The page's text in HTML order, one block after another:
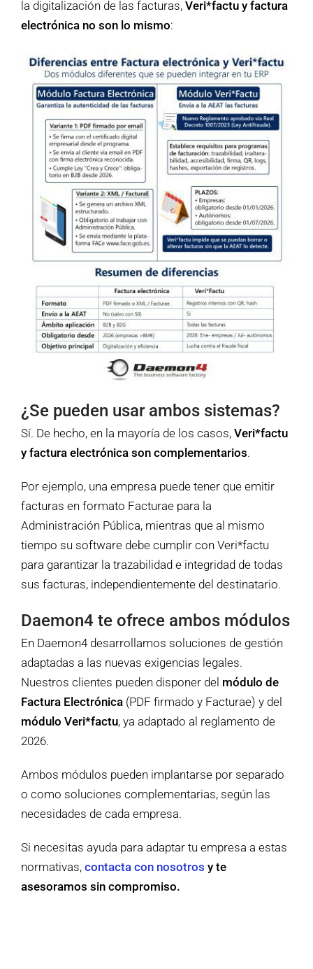
la digitalización de las facturas, Veri*factu y factura
electrónica no son lo mismo:
¿Se pueden usar ambos sistemas?
Sí. De hecho, en la mayoría de los casos, Veri*factu
y factura electrónica son complementarios.
Por ejemplo, una empresa puede tener que emitir
facturas en formato Facturae para la
Administración Pública, mientras que al mismo
tiempo su software debe cumplir con Veri*factu
para garantizar la trazabilidad e integridad de todas
sus facturas, independientemente del destinatario.
Daemon4 te ofrece ambos módulos
En Daemon4 desarrollamos soluciones de gestión
adaptadas a las nuevas exigencias legales.
Nuestros clientes pueden disponer del módulo de
Factura Electrónica (PDF firmado y Facturae) y del
módulo Veri*factu, ya adaptado al reglamento de
2026.
Ambos módulos pueden implantarse por separado
o como soluciones complementarias, según las
necesidades de cada empresa.
Si necesitas ayuda para adaptar tu empresa a estas
normativas, contacta con nosotros y te
asesoramos sin compromiso.